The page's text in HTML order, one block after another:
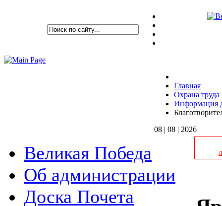
Главная
Охрана труда
Информация
08 | 08 | 2026
Великая Победа
Об администрации
Доска Почета